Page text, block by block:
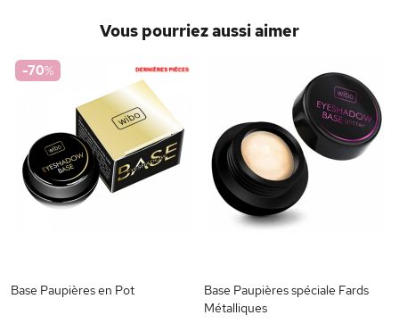
Vous pourriez aussi aimer
-70%
Base Paupières en Pot
Base Paupières spéciale Fards
Métalliques